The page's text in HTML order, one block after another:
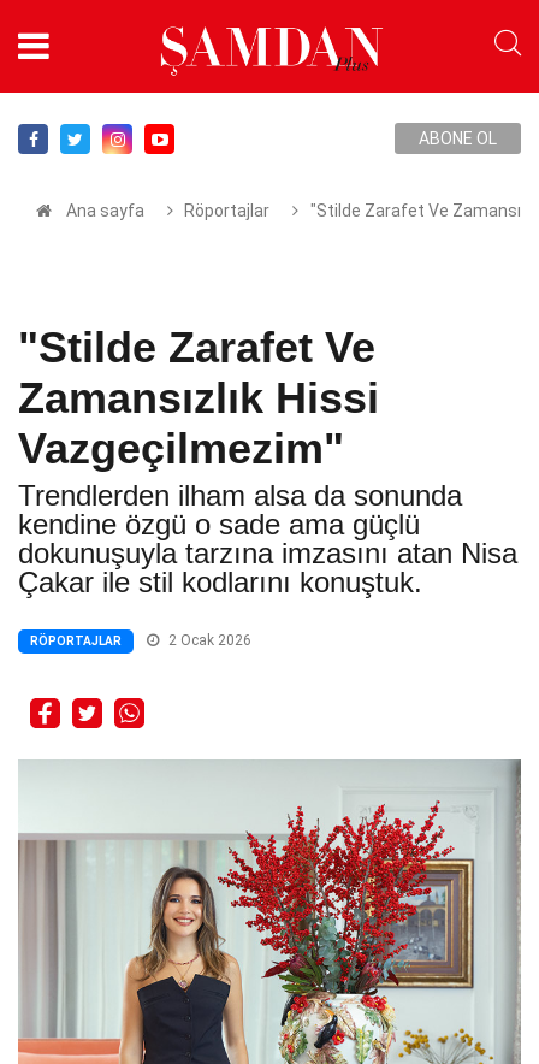
ABONE OL
Ana sayfa Röportajlar "Stilde Zarafet Ve
"Stilde Zarafet Ve
Zamansızlık Hissi
Vazgeçilmezim"
Trendlerden ilham alsa da sonunda
kendine özgü o sade ama güçlü
dokunuşuyla tarzına imzasını atan Nisa
Çakar ile stil kodlarını konuştuk.
RÖPORTAJLAR 2 Ocak 2026